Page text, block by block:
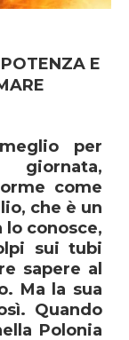
E
per
giornata,
come
che è un
conosce,
sui tubi
sapere al
Ma la sua
Quando
Polonia